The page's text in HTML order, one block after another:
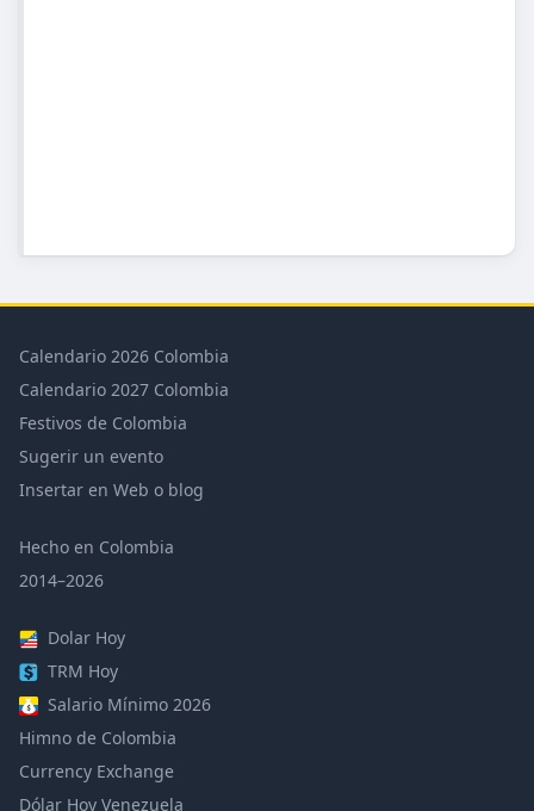
Calendario 2026 Colombia
Calendario 2027 Colombia
Festivos de Colombia
Sugerir un evento
Insertar en Web o blog
Hecho en Colombia
2014–2026
Dolar Hoy
TRM Hoy
Salario Mínimo 2026
Himno de Colombia
Currency Exchange
Dólar Hoy Venezuela